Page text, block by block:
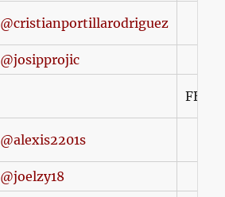
@cristianportillarodriguez
@josipprojic
FB/
@alexis2201s
@joelzy18